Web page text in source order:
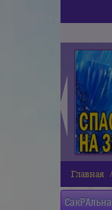
◄
Главная